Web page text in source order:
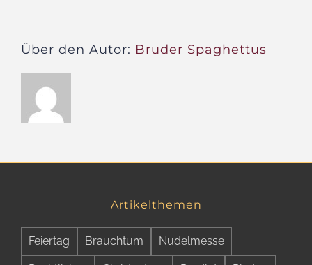
Über den Autor: Bruder Spaghettus
Artikelthemen
Feiertag Brauchtum Nudelmesse